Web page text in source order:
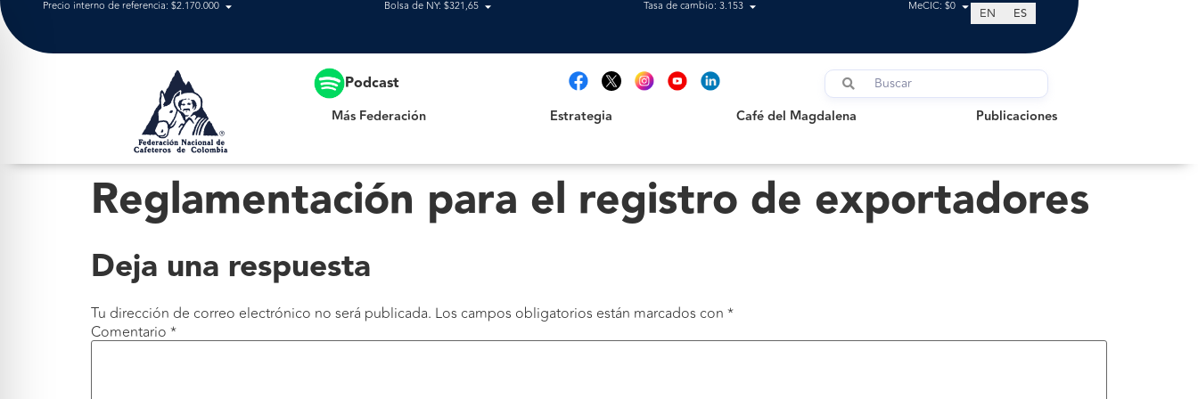
Precio interno de referencia: $2.170.000 Bolsa de NY: $321,65 Tasa de cambio: 3.153 MeCIC: $0 EN ES
Podcast
Más Federación Estrategia Café del Magdalena Publicaciones
Publicaciones
Reglamentación para el registro de exportadores
Deja una respuesta
Tu dirección de correo electrónico no será publicada. Los campos obligatorios están marcados con *
Comentario *